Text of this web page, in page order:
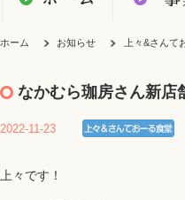
ホーム お知らせ 上々&さんて
なかむら珈房さん新店
2022-11-23
上々です！